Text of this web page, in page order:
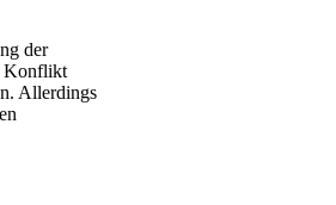
der
Konflikt
Allerdings